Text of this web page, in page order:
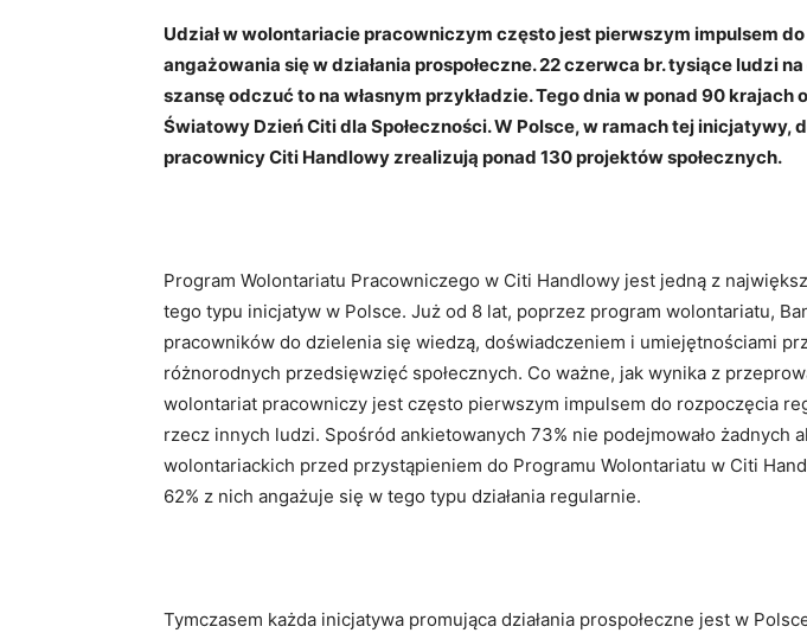
Udział w wolontariacie pracowniczym często jest pierwszym impulsem
angażowania się w działania prospołeczne. 22 czerwca br. tysiące ludzi na
szansę odczuć to na własnym przykładzie. Tego dnia w ponad 90 krajach
Światowy Dzień Citi dla Społeczności. W Polsce, w ramach tej inicjatywy,
pracownicy Citi Handlowy zrealizują ponad 130 projektów społecznych.
Program Wolontariatu Pracowniczego w Citi Handlowy jest jedną z
tego typu inicjatyw w Polsce. Już od 8 lat, poprzez program wolontariatu,
pracowników do dzielenia się wiedzą, doświadczeniem i umiejętnościami
różnorodnych przedsięwzięć społecznych. Co ważne, jak wynika z
wolontariat pracowniczy jest często pierwszym impulsem do rozpoczęcia
rzecz innych ludzi. Spośród ankietowanych 73% nie podejmowało żadnych
wolontariackich przed przystąpieniem do Programu Wolontariatu w Citi
62% z nich angażuje się w tego typu działania regularnie.
Tymczasem każda inicjatywa promująca działania prospołeczne jest w